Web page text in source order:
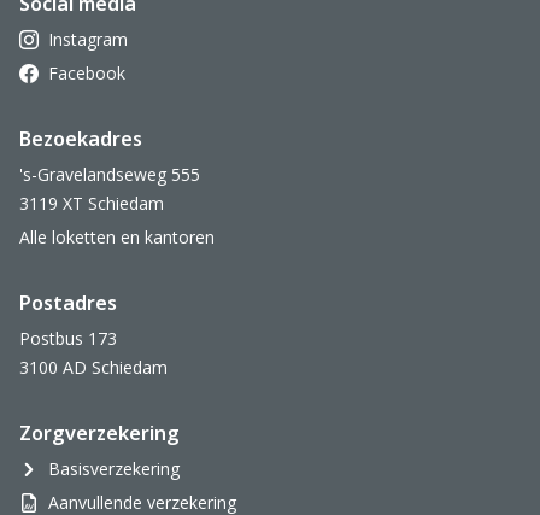
Instagram
Facebook
Bezoekadres
's-Gravelandseweg 555
3119 XT Schiedam
Alle loketten en kantoren
Postadres
Postbus 173
3100 AD Schiedam
Zorgverzekering
Basisverzekering
Aanvullende verzekering